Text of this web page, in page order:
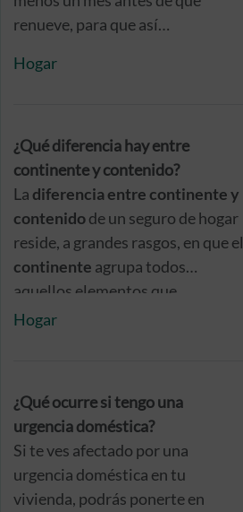
renueve, para que así
trámites de su renovación
Hogar
¿Qué diferencia hay entre
continente y contenido?
La diferencia entre continente y
contenidode un seguro de hogar
reside, a grandes rasgos, en que el
continente agrupa todos
aquellos elementos que
conforman la estructura
se encuentran en su interior por
iniciativa de su propietario o
inquilino.
Hogar
¿Qué ocurre si tengo una
urgencia doméstica?
Si te ves afectado por una
urgencia doméstica en tu
vivienda, podrás ponerte en